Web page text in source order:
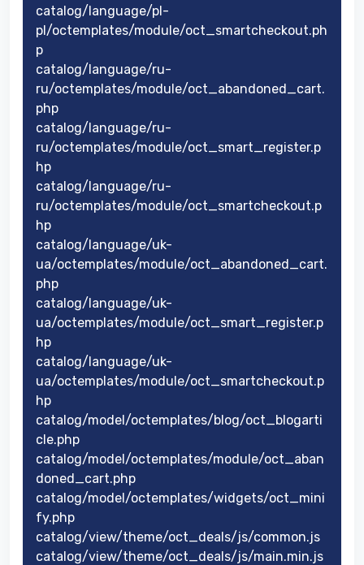
catalog/language/pl-
pl/octemplates/module/oct_smartcheckout.ph
p
catalog/language/ru-
ru/octemplates/module/oct_abandoned_cart.
php
catalog/language/ru-
ru/octemplates/module/oct_smart_register.p
hp
catalog/language/ru-
ru/octemplates/module/oct_smartcheckout.p
hp
catalog/language/uk-
ua/octemplates/module/oct_abandoned_cart.
php
catalog/language/uk-
ua/octemplates/module/oct_smart_register.p
hp
catalog/language/uk-
ua/octemplates/module/oct_smartcheckout.p
hp
catalog/model/octemplates/blog/oct_blogarti
cle.php
catalog/model/octemplates/module/oct_aban
doned_cart.php
catalog/model/octemplates/widgets/oct_mini
fy.php
catalog/view/theme/oct_deals/js/common.js
catalog/view/theme/oct_deals/js/main.min.js